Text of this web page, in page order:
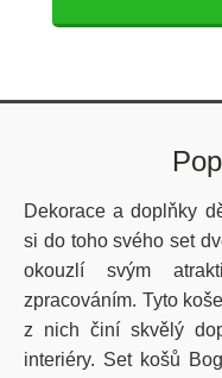
Dekorace a doplňky
si do toho svého set
okouzlí svým
zpracováním. Tyto
z nich činí skvělý
interiéry. Set košů